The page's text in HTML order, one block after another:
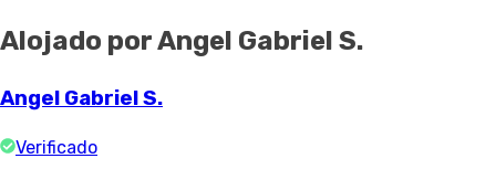
Alojado por Angel Gabriel S.
Angel Gabriel S.
Verificado